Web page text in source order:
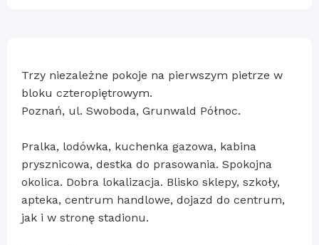
Trzy niezależne pokoje na pierwszym pietrze w
bloku czteropiętrowym.
Poznań, ul. Swoboda, Grunwald Północ.
Pralka, lodówka, kuchenka gazowa, kabina
prysznicowa, destka do prasowania. Spokojna
okolica. Dobra lokalizacja. Blisko sklepy, szkoły,
apteka, centrum handlowe, dojazd do centrum,
jak i w stronę stadionu.